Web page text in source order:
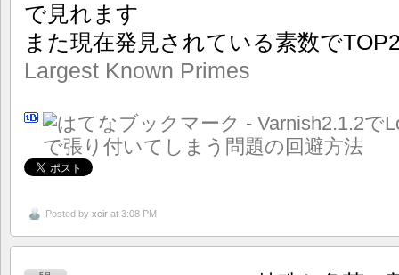
で見れます
また現在発見されている素数で
Largest Known Primes
Posted by xcir at 3:08 PM